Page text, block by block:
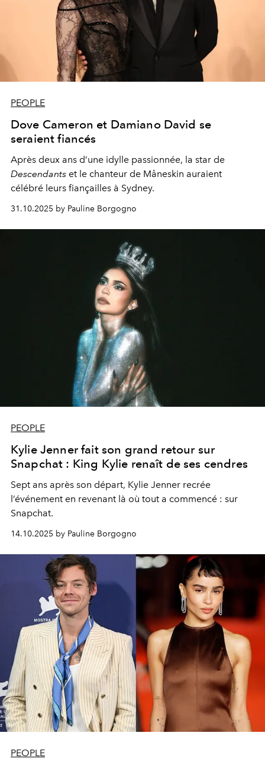
PEOPLE
Dove Cameron et Damiano David se
seraient fiancés
Après deux ans d’une idylle passionnée, la star de
Descendants et le chanteur de Måneskin auraient
célébré leurs fiançailles à Sydney.
31.10.2025 by Pauline Borgogno
PEOPLE
Kylie Jenner fait son grand retour sur
Snapchat : King Kylie renaît de ses cendres
Sept ans après son départ, Kylie Jenner recrée
l’événement en revenant là où tout a commencé : sur
Snapchat.
14.10.2025 by Pauline Borgogno
PEOPLE